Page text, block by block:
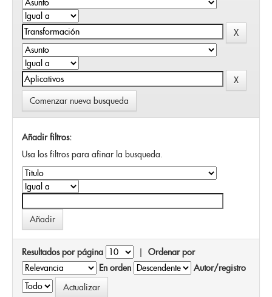
Comenzar nueva busqueda
Añadir filtros:
Usa los filtros para afinar la busqueda.
Resultados por página | Ordenar por
En orden
Autor/registro